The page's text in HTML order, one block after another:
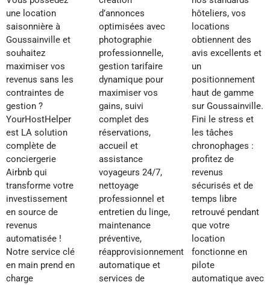
une location
saisonnière à
Goussainville et
souhaitez
maximiser vos
revenus sans les
contraintes de
gestion ?
YourHostHelper
est LA solution
complète de
conciergerie
Airbnb qui
transforme votre
investissement
en source de
revenus
automatisée !
Notre service clé
en main prend en
charge
d’annonces
optimisées avec
photographie
professionnelle,
gestion tarifaire
dynamique pour
maximiser vos
gains, suivi
complet des
réservations,
accueil et
assistance
voyageurs 24/7,
nettoyage
professionnel et
entretien du linge,
maintenance
préventive,
réapprovisionnement
automatique et
services de
hôteliers, vos
locations
obtiennent des
avis excellents et
un
positionnement
haut de gamme
sur Goussainville.
Fini le stress et
les tâches
chronophages :
profitez de
revenus
sécurisés et de
temps libre
retrouvé pendant
que votre
location
fonctionne en
pilote
automatique avec